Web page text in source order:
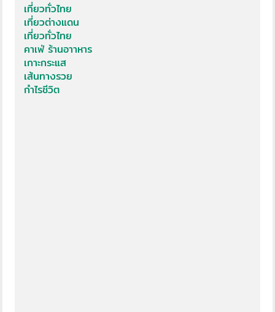
เที่ยวทั่วไทย
เที่ยวต่างแดน
เที่ยวทั่วไทย
คาเฟ่ ร้านอาาหาร
เกาะกระแส
เส้นทางรวย
กำไรชีวิต